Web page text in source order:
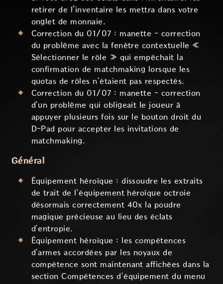
retirer de l'inventaire les mettra dans votre
onglet de monnaie.
Correction du 01/07 : manette - correction
du problème avec la fenêtre contextuelle «
Sélectionner le rôle » qui empêchait la
confirmation de matchmaking lorsque les
quotas de rôles n’étaient pas respectés.
Correction du 01/07 : manette - correction
d’un problème qui obligeait le joueur à
appuyer plusieurs fois sur le bouton droit du
D-Pad pour accepter les invitations de
matchmaking.
Général
Équipement héroïque : dissoudre les extraits
de trait de l’équipement héroïque octroie
désormais correctement 40x la poudre
magique précieuse au lieu des éclats
d’entropie.
Équipement héroïque : les compétences
d’armes accordées par les noyaux de
compétence sont maintenant affichées dans la
section Compétences d’équipement du menu